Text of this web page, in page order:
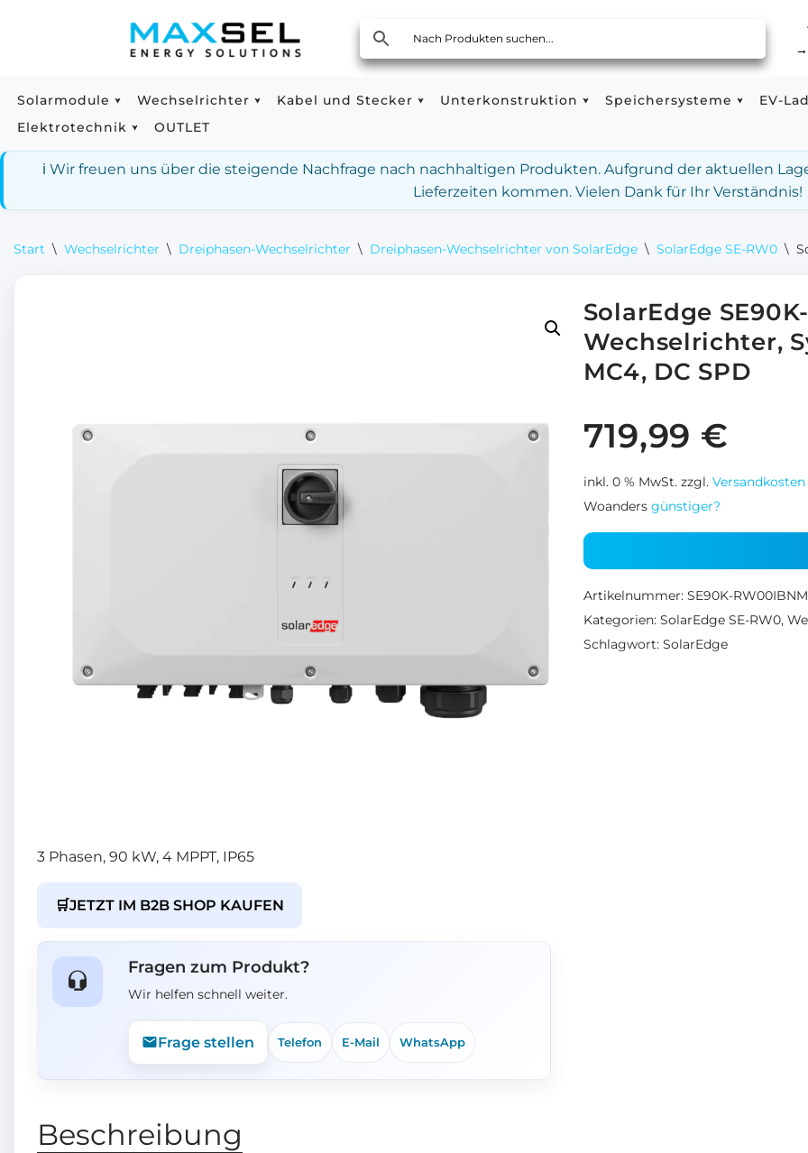
springen
Solarmodule Wechselrichter Kabel und Stecker Unterkonstruktion Speichersysteme
EV-
Elektrotechnik
OUTLET
ℹ️ Wir freuen uns über die steigende Nachfrage nach nachhaltigen Produkten. Aufgrund der aktuellen
Lieferzeiten kommen. Vielen Dank für Ihr Verständnis!
Start \ Wechselrichter \ Dreiphasen-Wechselrichter \ Dreiphasen-Wechselrichter von SolarEdge \ SolarEdge SE-RW0 \
3 Phasen, 90 kW, 4 MPPT, IP65
🛒JETZT IM B2B SHOP KAUFEN
Fragen zum Produkt?
Wir helfen schnell weiter.
Frage stellen Telefon E-Mail WhatsApp
SolarEdge
Wechselrichter,
MC4, DC SPD
719,99 €
inkl. 0 % MwSt. zzgl. Versandkosten
Woanders günstiger?
Artikelnummer: SE90K-
Kategorien: SolarEdge SE-RW0,
Schlagwort: SolarEdge
Beschreibung